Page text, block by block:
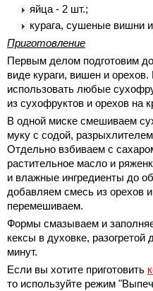
яйца - 2 шт.;
курага, сушеные вишни
Приготовление
Первым делом подготовим
виде кураги, вишен и
использовать любые
из сухофруктов и орехов на
В одной миске смешиваем
муку с содой,
Отдельно взбиваем с
растительное масло и
и влажные ингредиенты до
добавляем смесь из орехов
перемешиваем.
Формы смазываем и
кексы в духовке, разогретой
минут.
Если вы хотите приготовить
то используйте режим